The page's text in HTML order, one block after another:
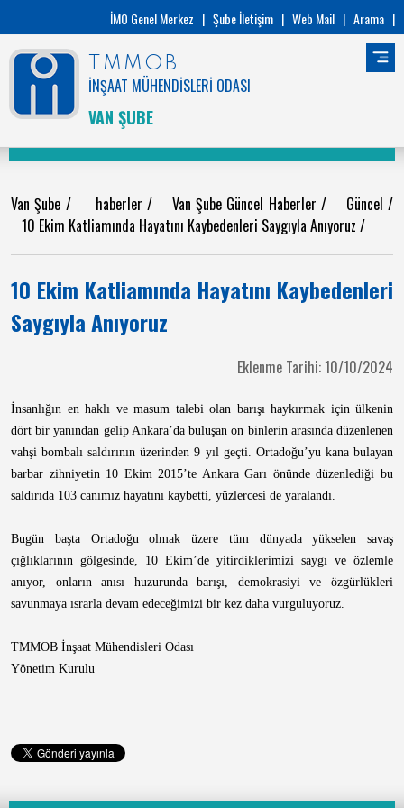
İMO Genel Merkez | Şube İletişim | Web Mail | Arama |
TMMOB
İNŞAAT MÜHENDİSLERİ ODASI
VAN ŞUBE
Van Şube / haberler/ Van Şube Güncel Haberler/ Güncel/
10 Ekim Katliamında Hayatını Kaybedenleri Saygıyla Anıyoruz /
10 Ekim Katliamında Hayatını Kaybedenleri
Saygıyla Anıyoruz
Eklenme Tarihi: 10/10/2024
İnsanlığın en haklı ve masum talebi olan barışı haykırmak için ülkenin
dört bir yanından gelip Ankara’da buluşan on binlerin arasında düzenlenen
vahşi bombalı saldırının üzerinden 9 yıl geçti. Ortadoğu’yu kana bulayan
barbar zihniyetin 10 Ekim 2015’te Ankara Garı önünde düzenlediği bu
saldırıda 103 canımız hayatını kaybetti, yüzlercesi de yaralandı.
Bugün başta Ortadoğu olmak üzere tüm dünyada yükselen savaş
çığlıklarının gölgesinde, 10 Ekim’de yitirdiklerimizi saygı ve özlemle
anıyor, onların anısı huzurunda barışı, demokrasiyi ve özgürlükleri
savunmaya ısrarla devam edeceğimizi bir kez daha vurguluyoruz.
TMMOB İnşaat Mühendisleri Odası
Yönetim Kurulu